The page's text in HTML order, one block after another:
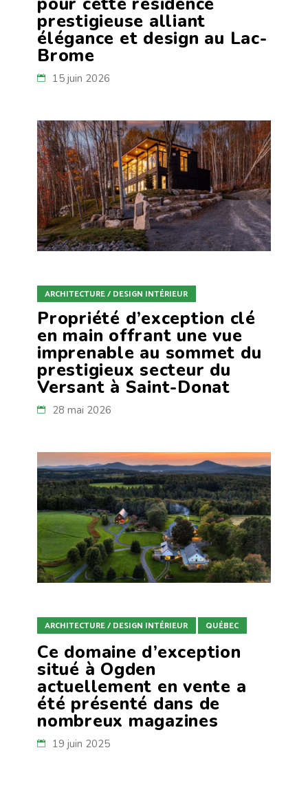
prestigieuse alliant
élégance et design au Lac-
Brome
15 juin 2026
ARCHITECTURE / DESIGN INTÉRIEUR
Propriété d’exception clé
en main offrant une vue
imprenable au sommet du
prestigieux secteur du
Versant à Saint-Donat
28 mai 2026
ARCHITECTURE / DESIGN INTÉRIEUR QUÉBEC
Ce domaine d’exception
situé à Ogden
actuellement en vente a
été présenté dans de
nombreux magazines
19 juin 2025